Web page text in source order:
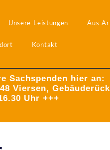
Unsere Leistungen Aus
Kontakt
Sachspenden hier an:
Viersen,
Uhr +++